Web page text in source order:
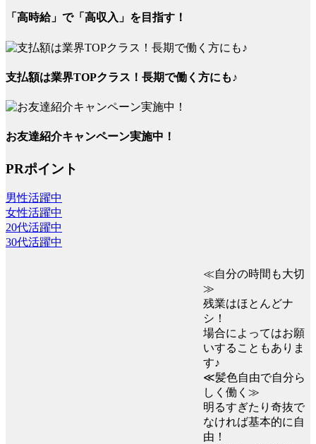
「高時給」で「高収入」を目指す！
支払額は業界TOPクラス！長期で働く方にも♪
お友達紹介キャンペーン実施中！
PRポイント
男性活躍中
女性活躍中
20代活躍中
30代活躍中
≪自分の時間も大切
≫
残業はほとんどナ
シ！
場合によってはお願
いすることもありま
す♪
≪髪色自由で自分ら
しく働く≫
明るすぎたり奇抜で
なければ基本的に自
由！